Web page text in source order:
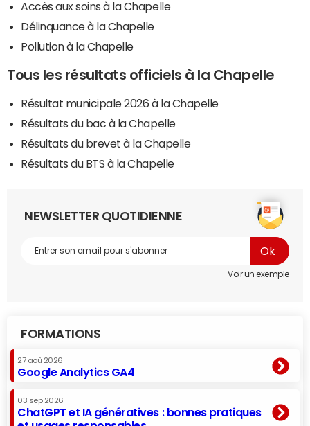
Accès aux soins à la Chapelle
Délinquance à la Chapelle
Pollution à la Chapelle
Tous les résultats officiels à la Chapelle
Résultat municipale 2026 à la Chapelle
Résultats du bac à la Chapelle
Résultats du brevet à la Chapelle
Résultats du BTS à la Chapelle
NEWSLETTER QUOTIDIENNE
Voir un exemple
FORMATIONS
27 aoû 2026
Google Analytics GA4
03 sep 2026
ChatGPT et IA génératives : bonnes pratiques